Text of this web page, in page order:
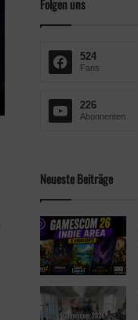
Folgen uns
524
Fans
226
Abonnenten
Neueste Beiträge